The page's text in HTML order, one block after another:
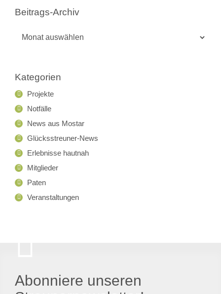
Beitrags-Archiv
Kategorien
Projekte
Notfälle
News aus Mostar
Glücksstreuner-News
Erlebnisse hautnah
Mitglieder
Paten
Veranstaltungen
Abonniere unseren